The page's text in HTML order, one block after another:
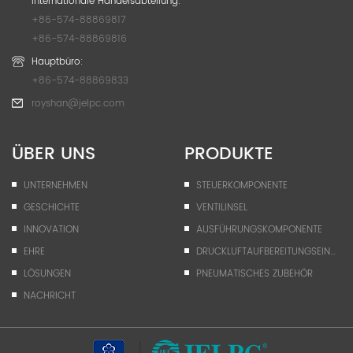
+86-574-88869817
+86-574-88869816
Hauptbüro:
+86-574-88869833
royshan@jelpc.com
ÜBER UNS
UNTERNEHMEN
GESCHICHTE
INNOVATION
EHRE
LÖSUNGEN
NACHRICHT
PRODUKTE
STEUERKOMPONENTE
VENTILINSEL
AUSFÜHRUNGSKOMPONENTE
DRUCKLUFTAUFBEREITUNGSEINHEIT
PNEUMATISCHES ZUBEHÖR